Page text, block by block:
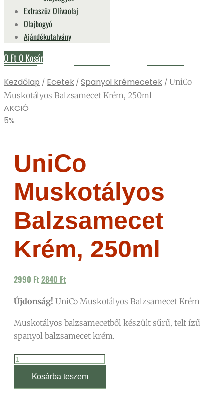
Extraszűz Olívaolaj
Olajbogyó
Ajándékutalvány
0Ft 0Kosár
Kezdőlap / Ecetek / Spanyol krémecetek / UniCo
Muskotályos Balzsamecet Krém, 250ml
AKCIÓ
5%
UniCo
Muskotályos
Balzsamecet
Krém, 250ml
2990FtOriginal
was:
2840 FtCurrent
is:
Újdonság! UniCo Muskotályos Balzsamecet Krém
Muskotályos balzsamecetből készült sűrű, telt ízű
spanyol balzsamecet krém.
UniCo
Muskotályos
Balzsamecet
Kosárba teszem